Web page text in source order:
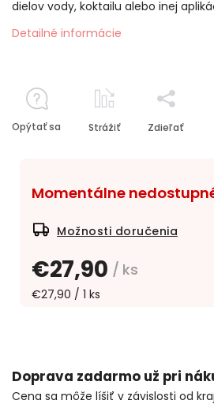
€27,90 / ks
€27,90 / 1 ks
Momentálne
Možnosti doručenia
dielov vody, koktailu alebo inej
Detailné informácie
Opýtať sa Strážiť Zdieľať
Doprava zadarmo už pri
Cena sa môže líšiť v závislosti od